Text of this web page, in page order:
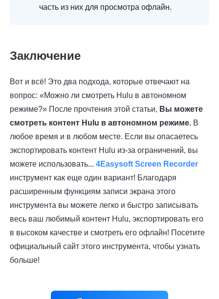
часть из них для просмотра офлайн.
Заключение
Вот и всё! Это два подхода, которые отвечают на
вопрос: «Можно ли смотреть Hulu в автономном
режиме?» После прочтения этой статьи, Вы можете
смотреть контент Hulu в автономном режиме. В
любое время и в любом месте. Если вы опасаетесь
экспортировать контент Hulu из-за ограничений, вы
можете использовать... 4Easysoft Screen Recorder
инструмент как еще один вариант! Благодаря
расширенным функциям записи экрана этого
инструмента вы можете легко и быстро записывать
весь ваш любимый контент Hulu, экспортировать его
в высоком качестве и смотреть его офлайн! Посетите
официальный сайт этого инструмента, чтобы узнать
больше!